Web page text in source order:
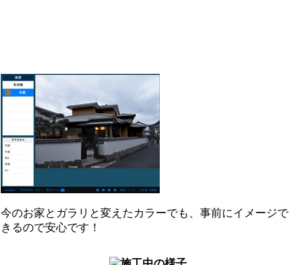
今のお家とガラリと変えたカラーでも、事前にイメージで
きるので安心です！